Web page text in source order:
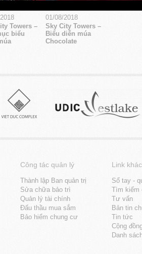
Towers –
biểu
01/08/2018
Sky City Towers –
Biểu diễn múa
Chocolate
Công tác quản lý
Thành lập Ban quản trị
Sửa chữa bảo trì
Quản lý tài chính
Đấu thầu mua sắm
Bảo hiểm chung cư
Link khác
Sổ tay -
Tìm kiếm
Tư vấn
Bản tin
Tin tức
Cộng
Danh